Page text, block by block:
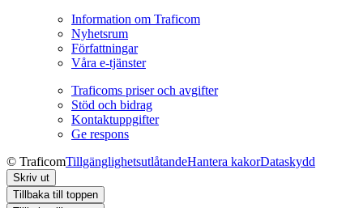
Information om Traficom
Nyhetsrum
Författningar
Våra e-tjänster
Traficoms priser och avgifter
Stöd och bidrag
Kontaktuppgifter
Ge respons
© TraficomTillgänglighetsutlåtandeHantera kakorDataskydd
Skriv ut
Tillbaka till toppen